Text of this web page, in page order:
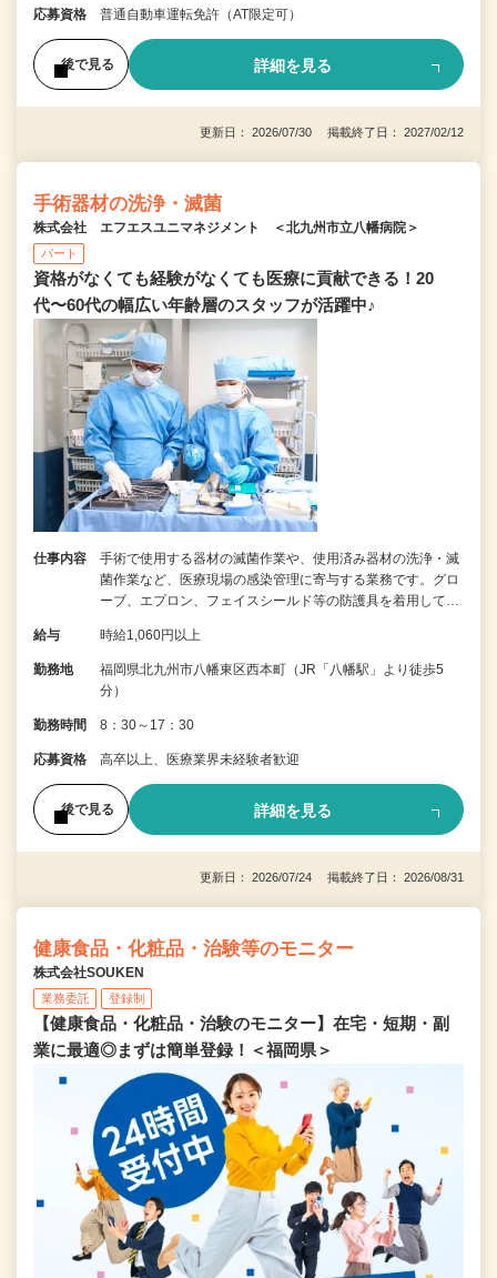
応募資格 普通自動車運転免許（AT限定可）
後で見る 詳細を見る
更新日： 2026/07/30 掲載終了日： 2027/02/12
手術器材の洗浄・滅菌
株式会社 エフエスユニマネジメント ＜北九州市立八幡病院＞
パート
資格がなくても経験がなくても医療に貢献できる！20
代〜60代の幅広い年齢層のスタッフが活躍中♪
仕事内容
手術で使用する器材の滅菌作業や、使用済み器材の洗浄・滅
菌作業など、医療現場の感染管理に寄与する業務です。グロ
ーブ、エプロン、フェイスシールド等の防護具を着用して…
給与 時給1,060円以上
勤務地
福岡県北九州市八幡東区西本町（JR「八幡駅」より徒歩5
分）
勤務時間 8：30～17：30
応募資格 高卒以上、医療業界未経験者歓迎
後で見る 詳細を見る
更新日： 2026/07/24 掲載終了日： 2026/08/31
健康食品・化粧品・治験等のモニター
株式会社SOUKEN
業務委託 登録制
【健康食品・化粧品・治験のモニター】在宅・短期・副
業に最適◎まずは簡単登録！＜福岡県＞